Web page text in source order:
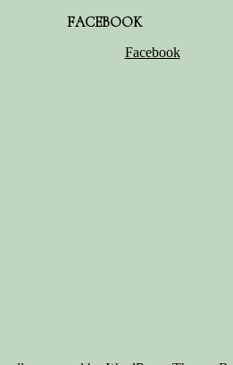
FACEBOOK
Facebook